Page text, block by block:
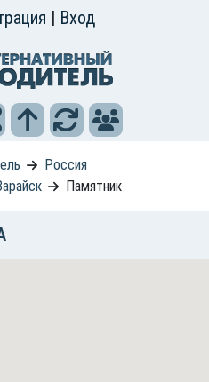
| Вход
Россия
Памятник